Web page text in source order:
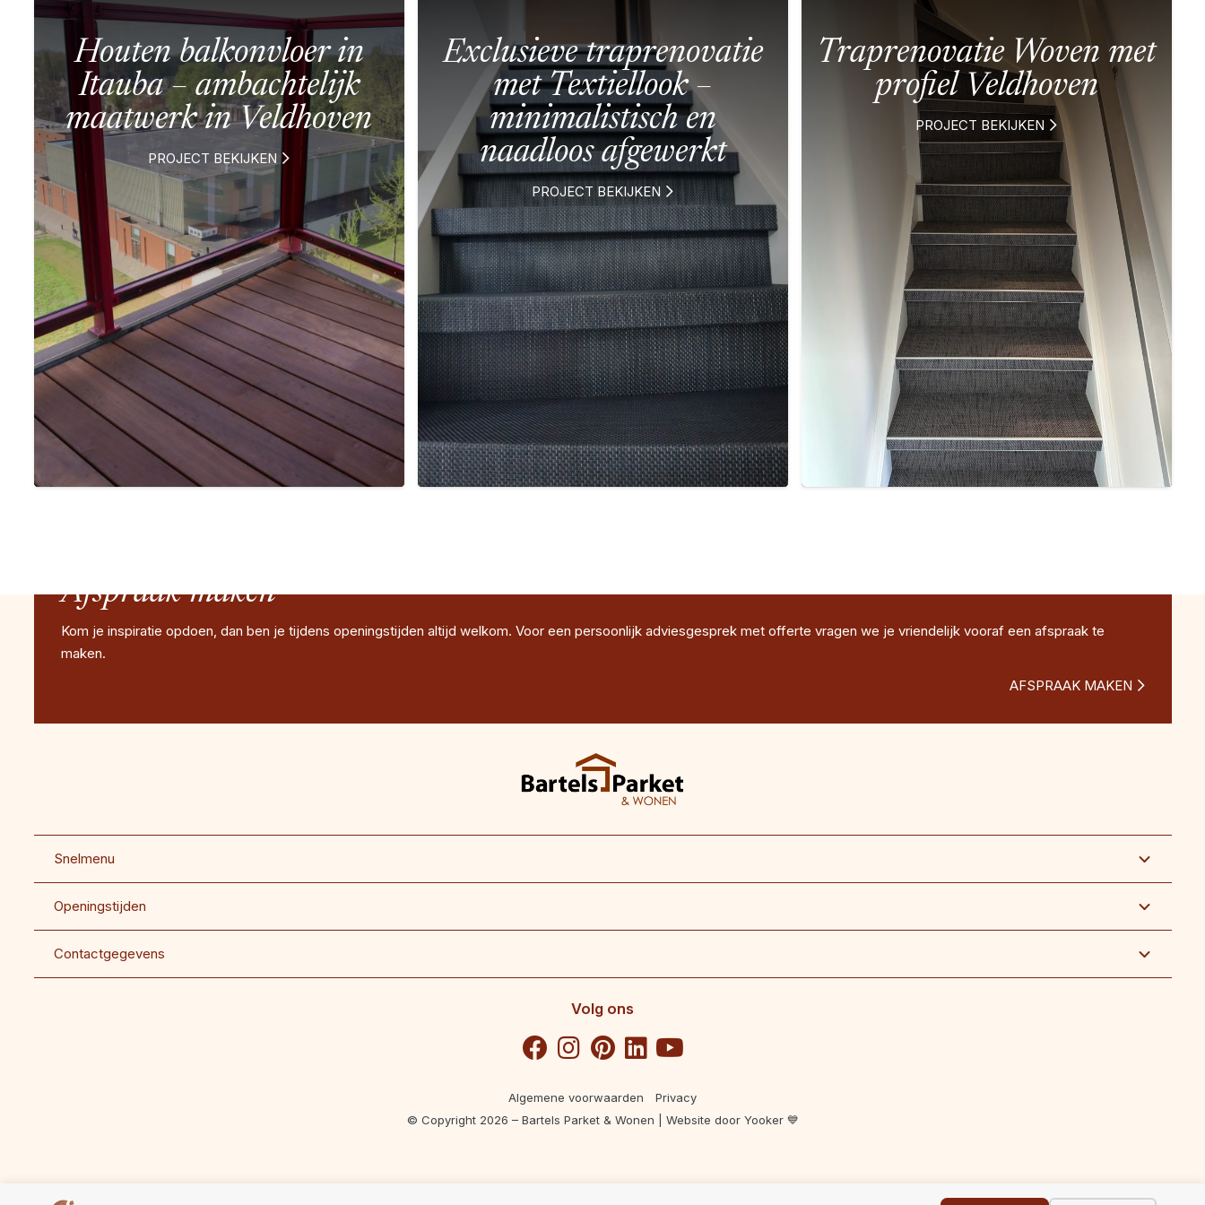
Houten balkonvloer in
Itauba – ambachtelijk
maatwerk in Veldhoven
PROJECT BEKIJKEN
Exclusieve traprenovatie
met Textiellook –
minimalistisch en
naadloos afgewerkt
PROJECT BEKIJKEN
Traprenovatie Woven met
profiel Veldhoven
PROJECT BEKIJKEN
Afspraak maken
Kom je inspiratie opdoen, dan ben je tijdens openingstijden altijd welkom. Voor een persoonlijk adviesgesprek met offerte vragen we je vriendelijk vooraf een afspraak te
maken.
AFSPRAAK MAKEN
Snelmenu
Openingstijden
Contactgegevens
Volg ons
Algemene voorwaarden
Privacy
© Copyright 2026 – Bartels Parket & Wonen | Website door Yooker 💙